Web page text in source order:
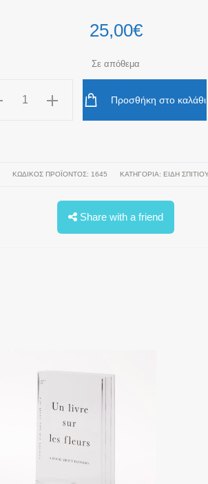
25,00€
Σε απόθεμα
Προσθήκη στο καλάθι
ΚΩΔΙΚΌΣ ΠΡΟΪΌΝΤΟΣ: 1645 ΚΑΤΗΓΟΡΊΑ: ΕΙΔΗ ΣΠΙΤΙΟΥ
Share with a friend